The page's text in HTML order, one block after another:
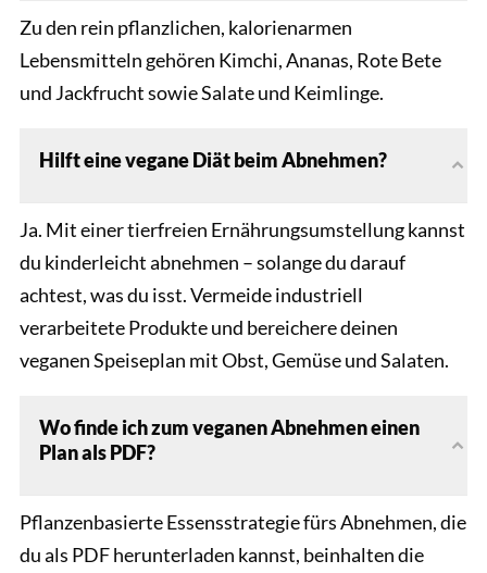
Zu den rein pflanzlichen, kalorienarmen
Lebensmitteln gehören Kimchi, Ananas, Rote Bete
und Jackfrucht sowie Salate und Keimlinge.
Hilft eine vegane Diät beim Abnehmen?
Ja. Mit einer tierfreien Ernährungsumstellung kannst
du kinderleicht abnehmen – solange du darauf
achtest, was du isst. Vermeide industriell
verarbeitete Produkte und bereichere deinen
veganen Speiseplan mit Obst, Gemüse und Salaten.
Wo finde ich zum veganen Abnehmen einen
Plan als PDF?
Pflanzenbasierte Essensstrategie fürs Abnehmen, die
du als PDF herunterladen kannst, beinhalten die